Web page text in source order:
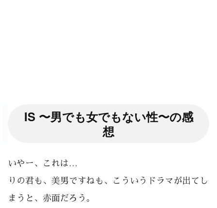
IS 〜男でも女でもない性〜の感
想
いやー、これは…
りの君も、美男ですねも、こういうドラマが出てし
まうと、赤面だろう。